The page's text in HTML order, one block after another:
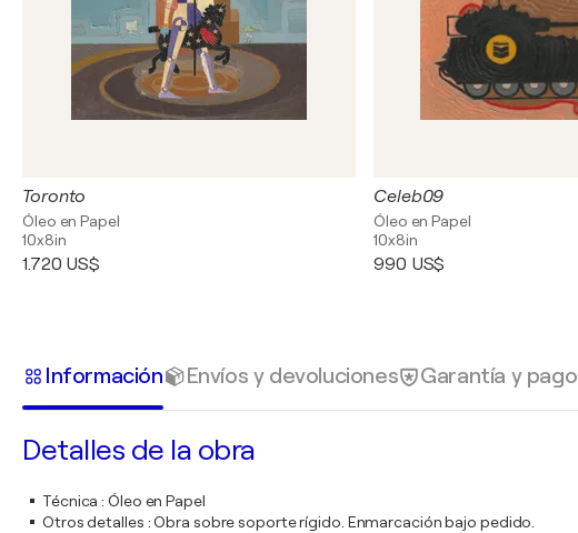
Toronto
Óleo en Papel
10x8in
1.720 US$
Celeb09
Óleo en Papel
10x8in
990 US$
Información Envíos y devoluciones Garantía y pago
Detalles de la obra
Técnica :Óleo en Papel
Otros detalles :Obra sobre soporte rígido. Enmarcación bajo pedido.